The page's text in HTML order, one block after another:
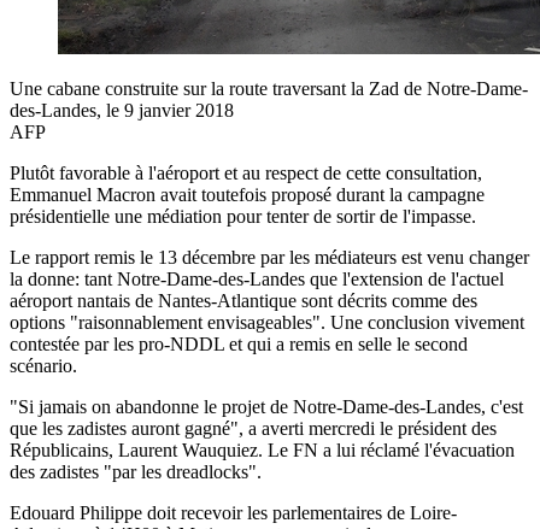
Une cabane construite sur la route traversant la Zad de Notre-Dame-
des-Landes, le 9 janvier 2018
AFP
Plutôt favorable à l'aéroport et au respect de cette consultation,
Emmanuel Macron avait toutefois proposé durant la campagne
présidentielle une médiation pour tenter de sortir de l'impasse.
Le rapport remis le 13 décembre par les médiateurs est venu changer
la donne: tant Notre-Dame-des-Landes que l'extension de l'actuel
aéroport nantais de Nantes-Atlantique sont décrits comme des
options "raisonnablement envisageables". Une conclusion vivement
contestée par les pro-NDDL et qui a remis en selle le second
scénario.
"Si jamais on abandonne le projet de Notre-Dame-des-Landes, c'est
que les zadistes auront gagné", a averti mercredi le président des
Républicains, Laurent Wauquiez. Le FN a lui réclamé l'évacuation
des zadistes "par les dreadlocks".
Edouard Philippe doit recevoir les parlementaires de Loire-